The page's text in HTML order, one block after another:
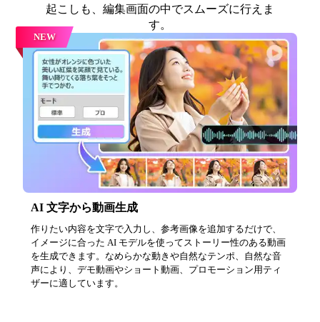
起こしも、編集画面の中でスムーズに行えま
す。
NEW
AI 文字から動画生成
作りたい内容を文字で入力し、参考画像を追加するだけで、
イメージに合った AI モデルを使ってストーリー性のある動画
を生成できます。なめらかな動きや自然なテンポ、自然な音
声により、デモ動画やショート動画、プロモーション用ティ
ザーに適しています。